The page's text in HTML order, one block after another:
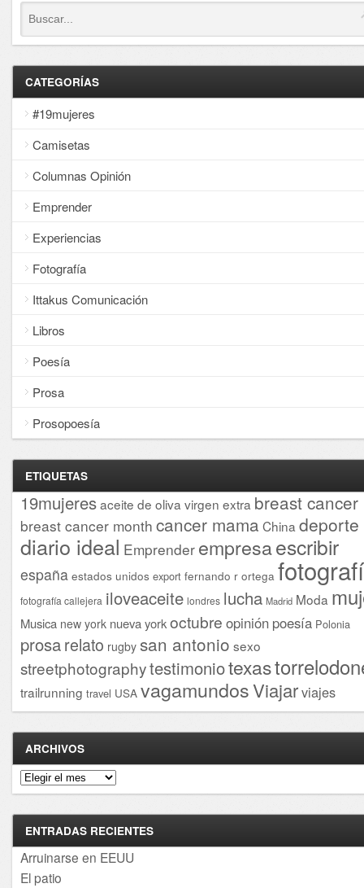
CATEGORÍAS
#19mujeres
Camisetas
Columnas Opinión
Emprender
Experiencias
Fotografía
Ittakus Comunicación
Libros
Poesía
Prosa
Prosopoesía
ETIQUETAS
19mujeresaceite de oliva virgen extra breast cancer
breast cancer month cancer mama China deporte
diario ideal Emprender empresaescribir
españa estados unidos export fernando r ortega
fotografía callejera iloveaceite londres lucha Madrid Moda
Musica new york nueva yorkoctubre opinión poesía Polonia
prosarelato rugby san antonio sexo
streetphotographytestimoniotexas
trailrunning travel USA vagamundosViajarviajes
ARCHIVOS
Archivos
ENTRADAS RECIENTES
Arruinarse en EEUU
El patio